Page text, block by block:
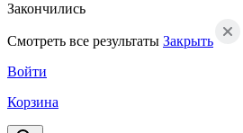
Закончились
Смотреть все результаты Закрыть
Войти
Корзина